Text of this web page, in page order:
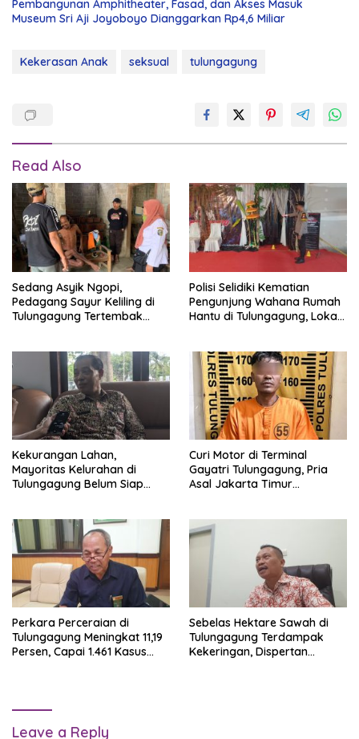
Pembangunan Amphitheater, Fasad, dan Akses Masuk
Museum Sri Aji Joyoboyo Dianggarkan Rp4,6 Miliar
Kekerasan Anak seksual tulungagung
Read Also
Sedang Asyik Ngopi,
Pedagang Sayur Keliling di
Tulungagung Tertembak
Polisi Selidiki Kematian
Pengunjung Wahana Rumah
Hantu di Tulungagung, Lokasi
Kekurangan Lahan,
Mayoritas Kelurahan di
Tulungagung Belum Siap
Curi Motor di Terminal
Gayatri Tulungagung, Pria
Asal Jakarta Timur
Perkara Perceraian di
Tulungagung Meningkat 11,19
Persen, Capai 1.461 Kasus
Sebelas Hektare Sawah di
Tulungagung Terdampak
Kekeringan, Dispertan
Leave a Reply